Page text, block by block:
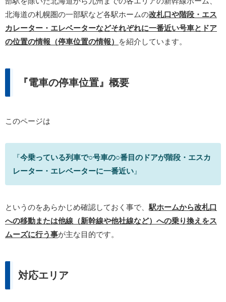
北海道の札幌圏の一部駅など各駅ホームの改札口や階段・エス
カレーター・エレベーターなどそれぞれに一番近い号車とドア
の位置の情報（停車位置の情報）
を紹介しています。
『電車の停車位置』概要
このページは
『今乗っている列車で○号車の○番目のドアが階段・エスカ
レーター・エレベーターに一番近い 』
というのをあらかじめ確認しておく事で、 駅ホームから改札口
への移動または他線（新幹線や他社線など）への乗り換えをス
ムーズに行う事が主な目的です。
対応エリア